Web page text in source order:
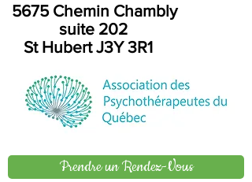
5675 Chemin Chambly
suite 202
St Hubert J3Y 3R1
Prendre un Rendez-Vous